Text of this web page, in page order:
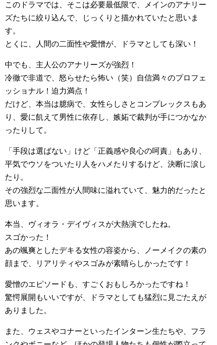
このドラマでは、そこは必要最低限で、メインのアナリー
ズたちに絞り込んで、じっくりと描かれていたと思いま
す。
とくに、人間の二面性や愛憎が、ドラマとしても深い！
中でも、主人公のアナリーズが強烈！
冷徹で非道で、怒らせたら怖い（笑）自信満々のプロフェ
ッショナル！迫力満点！
だけど、本当は臆病で、女性らしさとコンプレックスもあ
り、愛に飢えて男性に依存し、嫉妬で裁判が手につかなか
ったりして。
「手段は選ばない」けど「正義感や良心の呵責」もあり、
平気でウソをついたり人をハメたりするけど、決断に涙し
たり。
その強烈な二面性が人間味に溢れていて、魅力的だったと
思います。
本当、ヴィオラ・デイヴィスが大熱演でしたね。
スゴかった！
あの颯爽としたデキる女性の容姿から、ノーメイクの素の
顔まで、リアリティやスゴみが素晴らしかったです！
愛憎のエピソードも、すごくおもしろかったですね！
驚愕展開もいいですが、ドラマとしても猛烈に見ごたえが
ありました。
また、ウェスやコナーといったインターン生たちや、フラ